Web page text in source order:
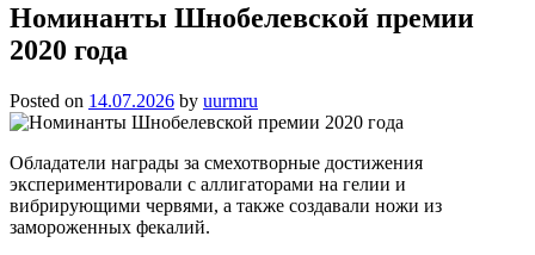
Номинанты Шнобелевской премии
2020 года
Posted on 14.07.2026 by uurmru
Обладатели награды за смехотворные достижения
экспериментировали с аллигаторами на гелии и
вибрирующими червями, а также создавали ножи из
замороженных фекалий.